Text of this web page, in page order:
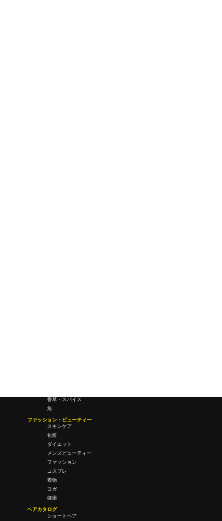
香草・スパイス
魚
ファッション・ビューティー
スキンケア
化粧
ダイエット
メンズビューティー
ファッション
コスプレ
着物
ヨガ
健康
ヘアカタログ
ショートヘア